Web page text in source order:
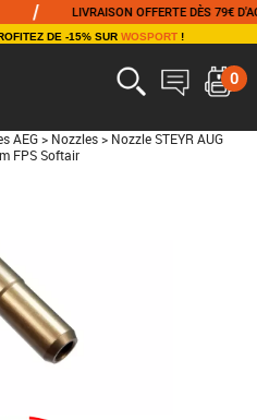
LIVRAISON OFFERTE DÈS 79€
DE -15% SUR WOSPORT!
0
AEG > Nozzles > Nozzle STEYR AUG
FPS Softair